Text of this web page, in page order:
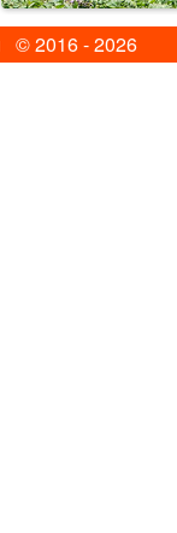
© 2016 - 2026